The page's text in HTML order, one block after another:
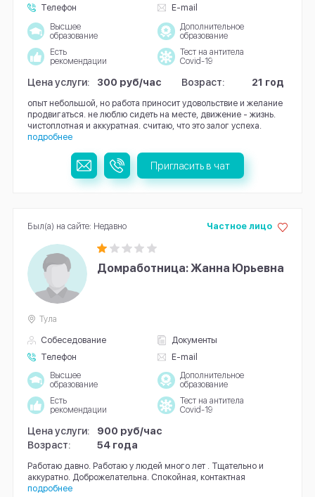
Телефон E-mail
Высшее
образование
Дополнительное
образование
Есть
рекомендации
Тест на антитела
Covid-19
Цена услуги: 300 руб/час Возраст: 21 год
опыт небольшой, но работа приносит удовольствие и желание
продвигаться. не люблю сидеть на месте, движение - жизнь.
чистоплотная и аккуратная. считаю, что это залог успеха.
подробнее
Пригласить в чат
Домработница: Жанна Юрьевна
Собеседование
Документы
Телефон
E-mail
Частное лицо
Тула
Высшее
образование
Дополнительное
образование
Есть
рекомендации
Тест на антитела
Covid-19
Цена услуги:
900 руб/час
Возраст:
54 года
Работаю давно. Работаю у людей много лет . Тщательно и
аккуратно. Доброжелательна. Спокойная, контактная
подробнее
Был(а) на сайте: Недавно